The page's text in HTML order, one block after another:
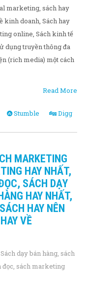
marketing, sách hay
kinh doanh, Sách hay
online, Sách kinh tế
dụng truyền thông đa
(rich media) một cách
Read More
Stumble Digg
MARKETING
HAY NHẤT,
SÁCH DẠY
HAY NHẤT,
HAY NÊN
VỀ
Sách dạy bán hàng sách
đọc sách marketing